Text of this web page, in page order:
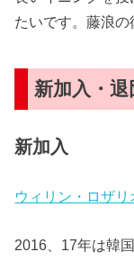
たいです。藤浪の
新加入・退
新加入
ウィリン・ロザリ
2016、17年は韓